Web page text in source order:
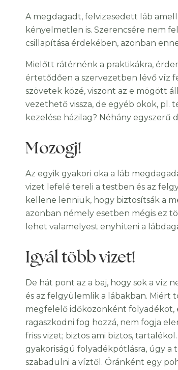
A megdagadt, felvizesedett láb
kényelmetlen is. Szerencsére nem
csillapítása érdekében, azonban
Mielőtt rátérnénk a praktikákra,
értetődően a szervezetben lévő víz
szövetek közé, viszont az e mögött
vezethető vissza, de egyéb okok, pl.
kezelése házilag? Néhány
Mozogj!
Az egyik gyakori oka a láb
vizet lefelé tereli a testben és az
kellene lenniük, hogy biztosítsák a
azonban némely esetben mégis ez
lehet valamelyest enyhíteni a
Igyál több vizet!
De hát pont az a baj, hogy sok a víz
és az felgyülemlik a lábakban. Miért
megfelelő időközönként folyadékot,
ragaszkodni fog hozzá, nem fogja
friss vizet; biztos ami biztos,
gyakoriságú folyadékpótlásra, úgy a
szabadulni a víztől. Óránként egy